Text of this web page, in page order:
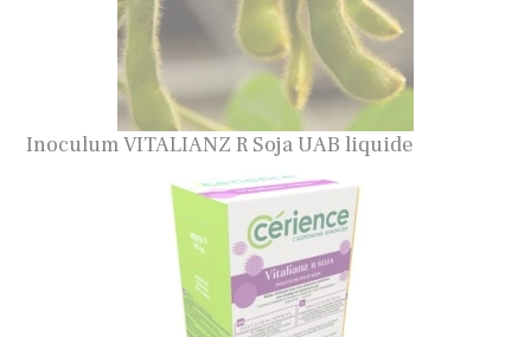
Inoculum VITALIANZ R Soja UAB liquide